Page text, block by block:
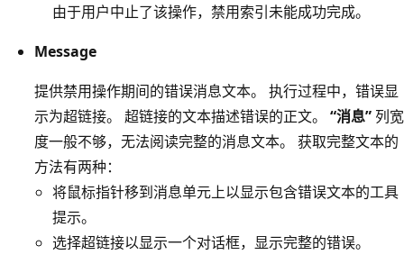
由于用户中止了该操作，禁用索引未能成功完成。
Message
提供禁用操作期间的错误消息文本。 执行过程中，错误显
示为超链接。 超链接的文本描述错误的正文。 “消息” 列宽
度一般不够，无法阅读完整的消息文本。 获取完整文本的
方法有两种：
将鼠标指针移到消息单元上以显示包含错误文本的工具
提示。
选择超链接以显示一个对话框，显示完整的错误。